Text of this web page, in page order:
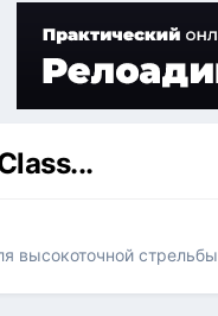
высокоточной стрельбы